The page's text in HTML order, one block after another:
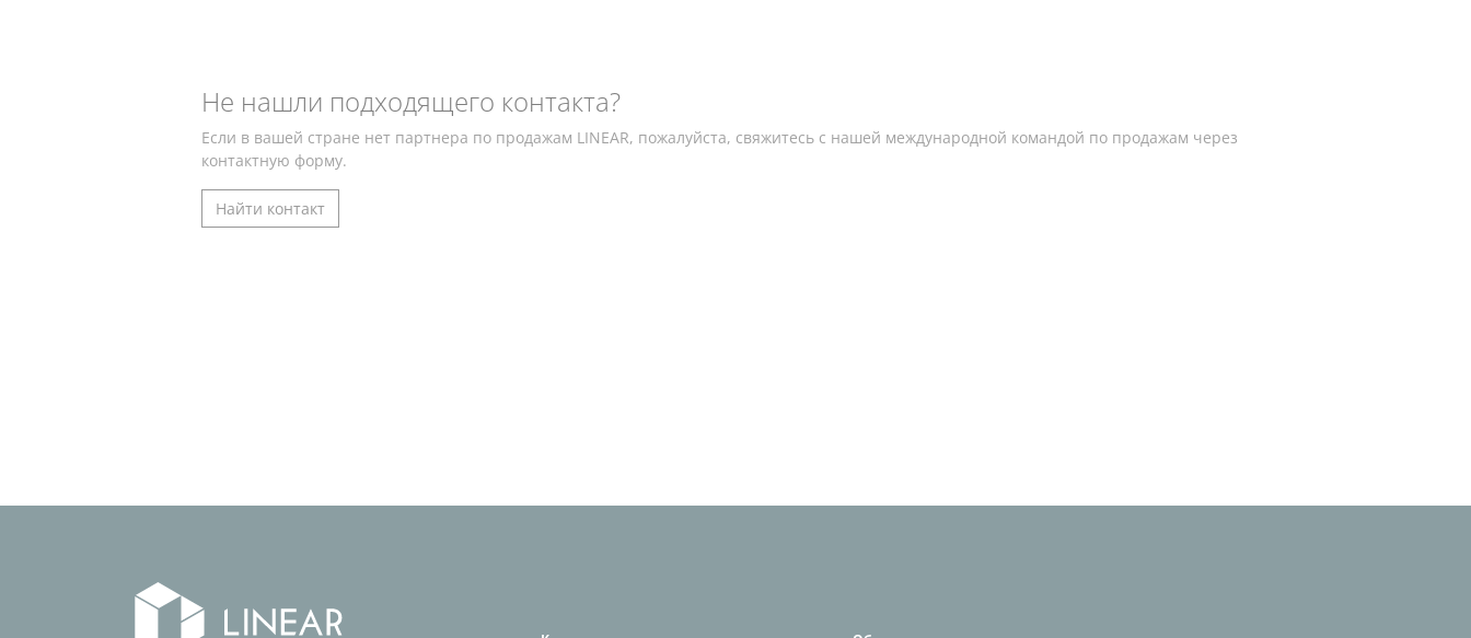
Не нашли подходящего контакта?
Если в вашей стране нет партнера по продажам LINEAR, пожалуйста, свяжитесь с нашей международной командой по продажам через
контактную форму.
Найти контакт